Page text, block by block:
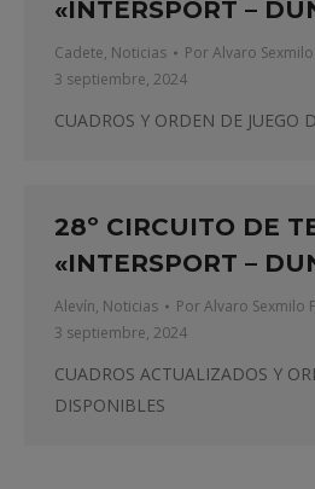
«INTERSPORT –
Cadete, Noticias PorAlvaro Sexmilo
3 septiembre, 2024
CUADROS Y ORDEN DE JUEGO
28º CIRCUITO DE
«INTERSPORT –
Alevín, Noticias PorAlvaro Sexmilo
3 septiembre, 2024
CUADROS ACTUALIZADOS Y
DISPONIBLES